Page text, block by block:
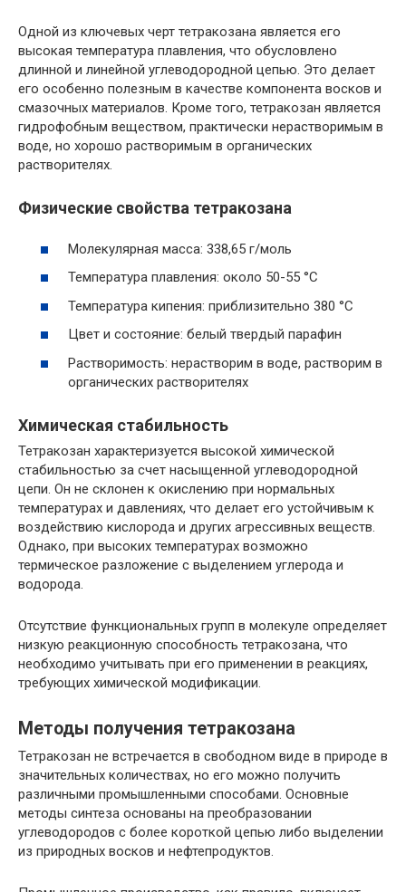
Одной из ключевых черт тетракозана является его
высокая температура плавления, что обусловлено
длинной и линейной углеводородной цепью. Это делает
его особенно полезным в качестве компонента восков и
смазочных материалов. Кроме того, тетракозан является
гидрофобным веществом, практически нерастворимым в
воде, но хорошо растворимым в органических
растворителях.
Физические свойства тетракозана
Молекулярная масса: 338,65 г/моль
Температура плавления: около 50-55 °С
Температура кипения: приблизительно 380 °С
Цвет и состояние: белый твердый парафин
Растворимость: нерастворим в воде, растворим в
органических растворителях
Химическая стабильность
Тетракозан характеризуется высокой химической
стабильностью за счет насыщенной углеводородной
цепи. Он не склонен к окислению при нормальных
температурах и давлениях, что делает его устойчивым к
воздействию кислорода и других агрессивных веществ.
Однако, при высоких температурах возможно
термическое разложение с выделением углерода и
водорода.
Отсутствие функциональных групп в молекуле определяет
низкую реакционную способность тетракозана, что
необходимо учитывать при его применении в реакциях,
требующих химической модификации.
Методы получения тетракозана
Тетракозан не встречается в свободном виде в природе в
значительных количествах, но его можно получить
различными промышленными способами. Основные
методы синтеза основаны на преобразовании
углеводородов с более короткой цепью либо выделении
из природных восков и нефтепродуктов.